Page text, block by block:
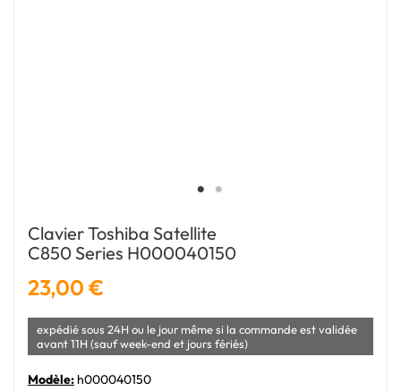
Clavier Toshiba Satellite
C850 Series H000040150
23,00 €
expédié sous 24H ou le jour même si la commande est validée
avant 11H (sauf week-end et jours fériés)
Modèle: h000040150